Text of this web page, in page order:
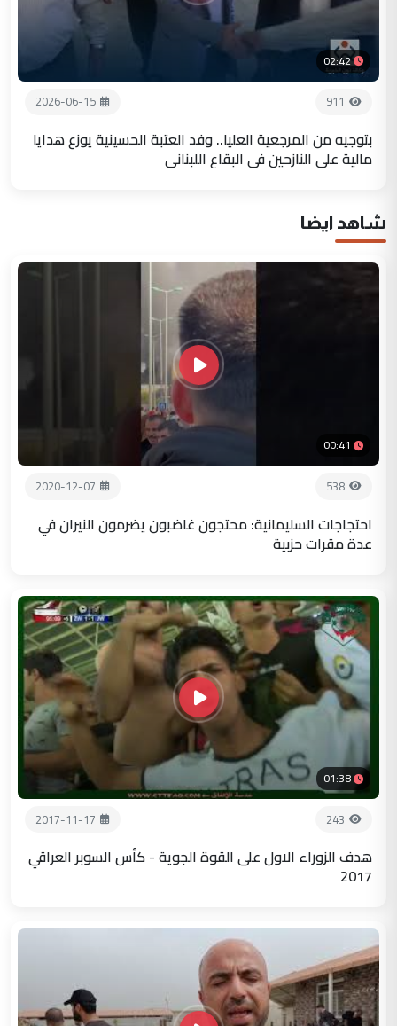
02:42
911
2026-06-15
بتوجيه من المرجعية العليا.. وفد العتبة الحسينية يوزع هدايا
مالية على النازحين في البقاع اللبناني
شاهد ايضا
00:41
538
2020-12-07
احتجاجات السليمانية: محتجون غاضبون يضرمون النيران في
عدة مقرات حزبية
01:38
243
2017-11-17
هدف الزوراء الاول على القوة الجوية - كأس السوبر العراقي
2017